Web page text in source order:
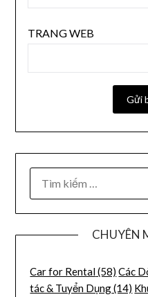
TRANG WEB
CHUYÊN
Car for Rental(58) Các
tác & Tuyển Dụng(14)